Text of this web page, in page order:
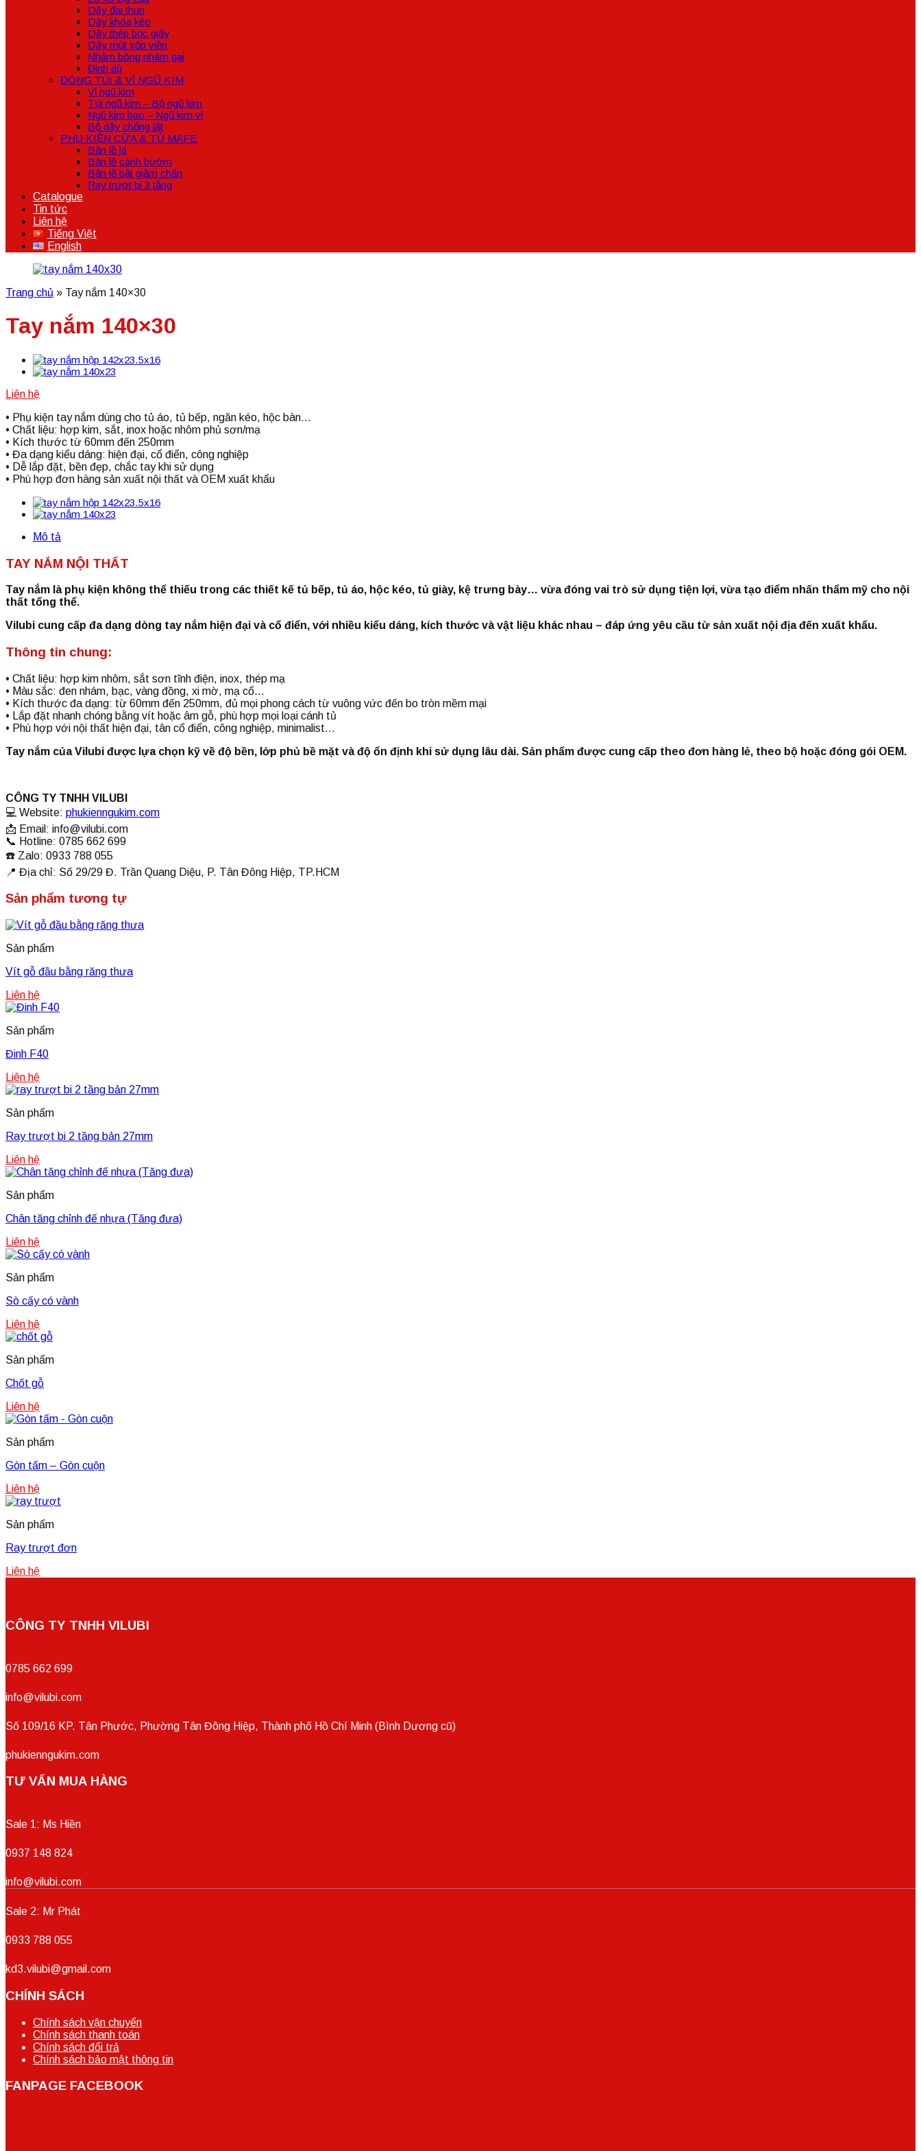
Dây đai thun
Dây khóa kéo
Dây thép bọc giấy
Dây mút xốp viền
Nhám bông nhám gai
Đinh dù
ĐÓNG TÚI & VỈ NGŨ KIM
Vỉ ngũ kim
Túi ngũ kim – Bộ ngũ kim
Ngũ kim bao – Ngũ kim vỉ
Bộ dây chống lật
PHỤ KIỆN CỬA & TỦ MAFE
Bản lề lá
Bản lề cánh bướm
Bản lề bật giảm chấn
Ray trượt bi 3 tầng
Catalogue
Tin tức
Liên hệ
Tiếng Việt
English
Trang chủ » Tay nắm 140×30
Tay nắm 140×30
Liên hệ
• Phụ kiện tay nắm dùng cho tủ áo, tủ bếp, ngăn kéo, hộc bàn…
• Chất liệu: hợp kim, sắt, inox hoặc nhôm phủ sơn/mạ
• Kích thước từ 60mm đến 250mm
• Đa dạng kiểu dáng: hiện đại, cổ điển, công nghiệp
• Dễ lắp đặt, bền đẹp, chắc tay khi sử dụng
• Phù hợp đơn hàng sản xuất nội thất và OEM xuất khẩu
Mô tả
TAY NẮM NỘI THẤT
Tay nắm là phụ kiện không thể thiếu trong các thiết kế tủ bếp, tủ áo, hộc kéo, tủ giày, kệ trưng bày… vừa đóng vai trò sử dụng tiện lợi, vừa tạo điểm nhấn thẩm mỹ cho nội
thất tổng thể.
Vilubi cung cấp đa dạng dòng tay nắm hiện đại và cổ điển, với nhiều kiểu dáng, kích thước và vật liệu khác nhau – đáp ứng yêu cầu từ sản xuất nội địa đến xuất khẩu.
Thông tin chung:
• Chất liệu: hợp kim nhôm, sắt sơn tĩnh điện, inox, thép mạ
• Màu sắc: đen nhám, bạc, vàng đồng, xi mờ, mạ cổ…
• Kích thước đa dạng: từ 60mm đến 250mm, đủ mọi phong cách từ vuông vức đến bo tròn mềm mại
• Lắp đặt nhanh chóng bằng vít hoặc âm gỗ, phù hợp mọi loại cánh tủ
• Phù hợp với nội thất hiện đại, tân cổ điển, công nghiệp, minimalist…
Tay nắm của Vilubi được lựa chọn kỹ về độ bền, lớp phủ bề mặt và độ ổn định khi sử dụng lâu dài. Sản phẩm được cung cấp theo đơn hàng lẻ, theo bộ hoặc đóng gói OEM.
CÔNG TY TNHH VILUBI
💻 Website: phukienngukim.com
📩 Email: info@vilubi.com
📞 Hotline: 0785 662 699
☎️ Zalo: 0933 788 055
📍 Địa chỉ: Số 29/29 Đ. Trần Quang Diệu, P. Tân Đông Hiệp, TP.HCM
Sản phẩm tương tự
Sản phẩm
Vít gỗ đầu bằng răng thưa
Liên hệ
Sản phẩm
Đinh F40
Liên hệ
Sản phẩm
Ray trượt bi 2 tầng bản 27mm
Liên hệ
Sản phẩm
Chân tăng chỉnh đế nhựa (Tăng đưa)
Liên hệ
Sản phẩm
Sò cấy có vành
Liên hệ
Sản phẩm
Chốt gỗ
Liên hệ
Sản phẩm
Gòn tấm – Gòn cuộn
Liên hệ
Sản phẩm
Ray trượt đơn
Liên hệ
CÔNG TY TNHH VILUBI
0785 662 699
info@vilubi.com
Số 109/16 KP. Tân Phước, Phường Tân Đông Hiệp, Thành phố Hồ Chí Minh (Bình Dương cũ)
phukienngukim.com
TƯ VẤN MUA HÀNG
Sale 1: Ms Hiền
0937 148 824
info@vilubi.com
Sale 2: Mr Phát
0933 788 055
kd3.vilubi@gmail.com
CHÍNH SÁCH
Chính sách vận chuyển
Chính sách thanh toán
Chính sách đổi trả
Chính sách bảo mật thông tin
FANPAGE FACEBOOK